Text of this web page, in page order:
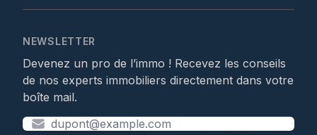
NEWSLETTER
Devenez un pro de l’immo ! Recevez les conseils
de nos experts immobiliers directement dans votre
boîte mail.